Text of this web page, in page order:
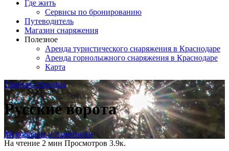
Где жить
Сервисы по бронированию
Путеводитель
Магазин снаряжения
Полезное
Аренда туристического снаряжения в Краснодаре
Аренда горнолыжного снаряжения в Краснодаре
Карта
Главная страница
Русские ворота
Мемориалы и памятники
На чтение 2 мин Просмотров 3.9к.